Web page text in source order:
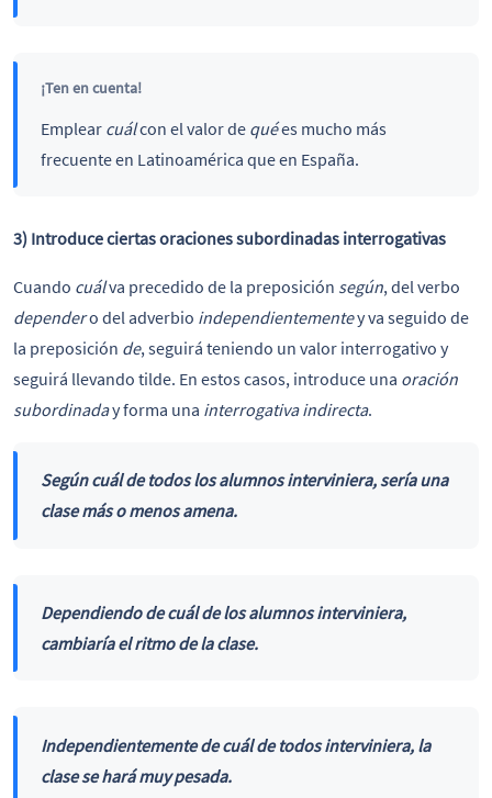
¡Ten en cuenta!
Emplear cuálcon el valor de quées mucho más
frecuente en Latinoamérica que en España.
3) Introduce ciertas oraciones subordinadas interrogativas
Cuando cuálva precedido de la preposición según, del verbo
dependero del adverbio independientementey va seguido de
la preposición de, seguirá teniendo un valor interrogativo y
seguirá llevando tilde. En estos casos, introduce una oración
subordinaday forma una interrogativa indirecta.
Según cuál detodos los alumnos interviniera, sería una
clase más o menos amena.
Dependiendo de cuál delos alumnos interviniera,
cambiaría el ritmo de la clase.
Independientemente de cuál detodos interviniera, la
clase se hará muy pesada.